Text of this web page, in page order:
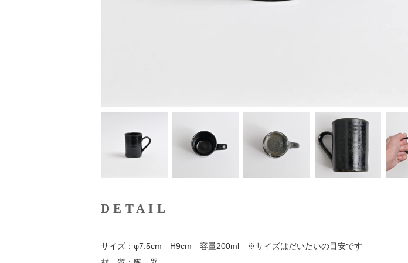
DETAIL
サイズ：φ7.5cm H9cm 容量200ml ※サイズはだいたいの目安です